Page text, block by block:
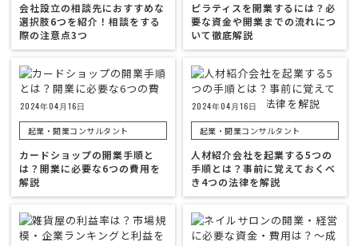
会社設立の相談先におすすめな
選択肢6つを紹介！相談をする
際の注意点3つ
ピラティスを開業するには？必
要な資金や開業までの流れにつ
いて徹底解説
2024年04月16日
起業・開業コンサルタント
カードショップの開業手順と
は？開業に必要な6つの費用を
解説
2024年04月16日
起業・開業コンサルタント
人材紹介会社を起業する5つの
手順とは？事前に覚えておくべ
き4つの法律を解説